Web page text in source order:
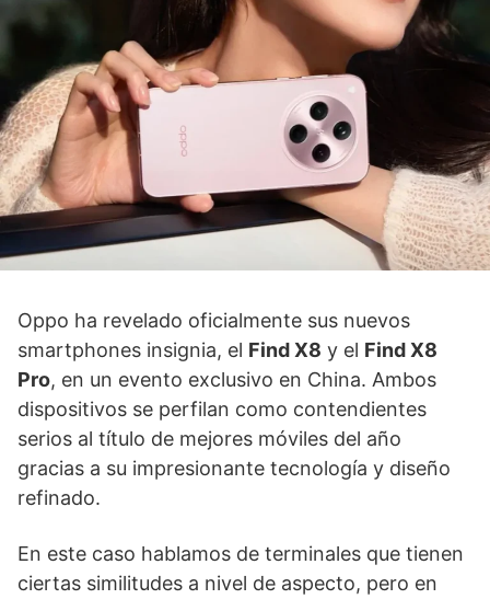
Oppo ha revelado oficialmente sus nuevos
smartphones insignia, el Find X8 y el Find X8
Pro, en un evento exclusivo en China. Ambos
dispositivos se perfilan como contendientes
serios al título de mejores móviles del año
gracias a su impresionante tecnología y diseño
refinado.
En este caso hablamos de terminales que tienen
ciertas similitudes a nivel de aspecto, pero en